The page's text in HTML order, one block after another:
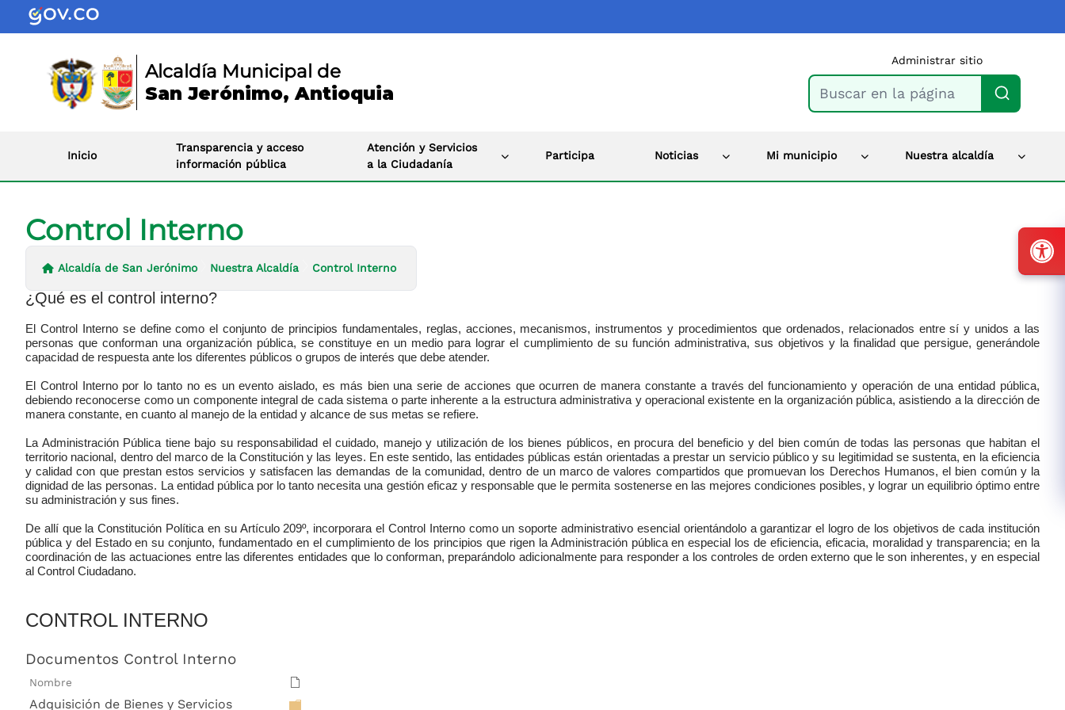
Alcaldía Municipal de
San Jerónimo, Antioquia
Administrar sitio
Buscar en la página
Inicio
Transparencia y acceso
información pública
Atención y Servicios
a la Ciudadanía
Participa Noticias Mi municipio Nuestra alcaldía
Control Interno
Alcaldía de San Jerónimo Nuestra Alcaldía Control Interno
¿Qué es el control interno?
El Control Interno se define como el conjunto de principios fundamentales, reglas, acciones, mecanismos, instrumentos y procedimientos que ordenados, relacionados entre sí y unidos a las
personas que conforman una organización pública, se constituye en un medio para lograr el cumplimiento de su función administrativa, sus objetivos y la finalidad que persigue, generándole
capacidad de respuesta ante los diferentes públicos o grupos de interés que debe atender.
El Control Interno por lo tanto no es un evento aislado, es más bien una serie de acciones que ocurren de manera constante a través del funcionamiento y operación de una entidad pública,
debiendo reconocerse como un componente integral de cada sistema o parte inherente a la estructura administrativa y operacional existente en la organización pública, asistiendo a la dirección de
manera constante, en cuanto al manejo de la entidad y alcance de sus metas se refiere.
La Administración Pública tiene bajo su responsabilidad el cuidado, manejo y utilización de los bienes públicos, en procura del beneficio y del bien común de todas las personas que habitan el
territorio nacional, dentro del marco de la Constitución y las leyes. En este sentido, las entidades públicas están orientadas a prestar un servicio público y su legitimidad se sustenta, en la eficiencia
y calidad con que prestan estos servicios y satisfacen las demandas de la comunidad, dentro de un marco de valores compartidos que promuevan los Derechos Humanos, el bien común y la
dignidad de las personas. La entidad pública por lo tanto necesita una gestión eficaz y responsable que le permita sostenerse en las mejores condiciones posibles, y lograr un equilibrio óptimo entre
su administración y sus fines.
De allí que la Constitución Política en su Artículo 209º, incorporara el Control Interno como un soporte administrativo esencial orientándolo a garantizar el logro de los objetivos de cada institución
pública y del Estado en su conjunto, fundamentado en el cumplimiento de los principios que rigen la Administración pública en especial los de eficiencia, eficacia, moralidad y transparencia; en la
coordinación de las actuaciones entre las diferentes entidades que lo conforman, preparándolo adicionalmente para responder a los controles de orden externo que le son inherentes, y en especial
al Control Ciudadano.
CONTROL INTERNO
Documentos Control Interno
Nombre
Adquisición de Bienes y Servicios